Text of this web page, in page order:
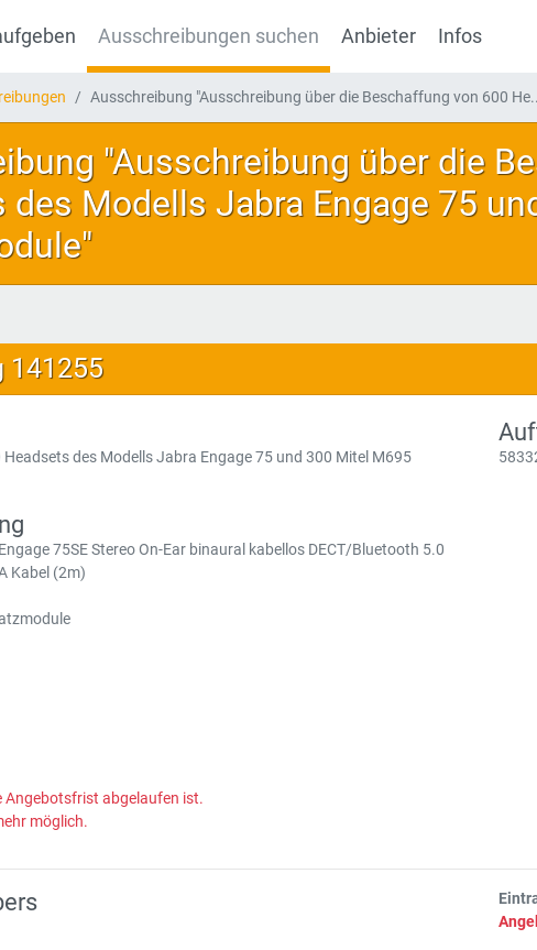
Ausschreibungen suchen Anbieter Infos
Ausschreibung "Ausschreibung über die Beschaffung von 600
"Ausschreibung über die
des Modells Jabra Engage 75
141255
des Modells Jabra Engage 75 und 300 Mitel M695
75SE Stereo On-Ear binaural kabellos DECT/Bluetooth 5.0
Kabel (2m)
Angebotsfrist abgelaufen ist.
möglich.